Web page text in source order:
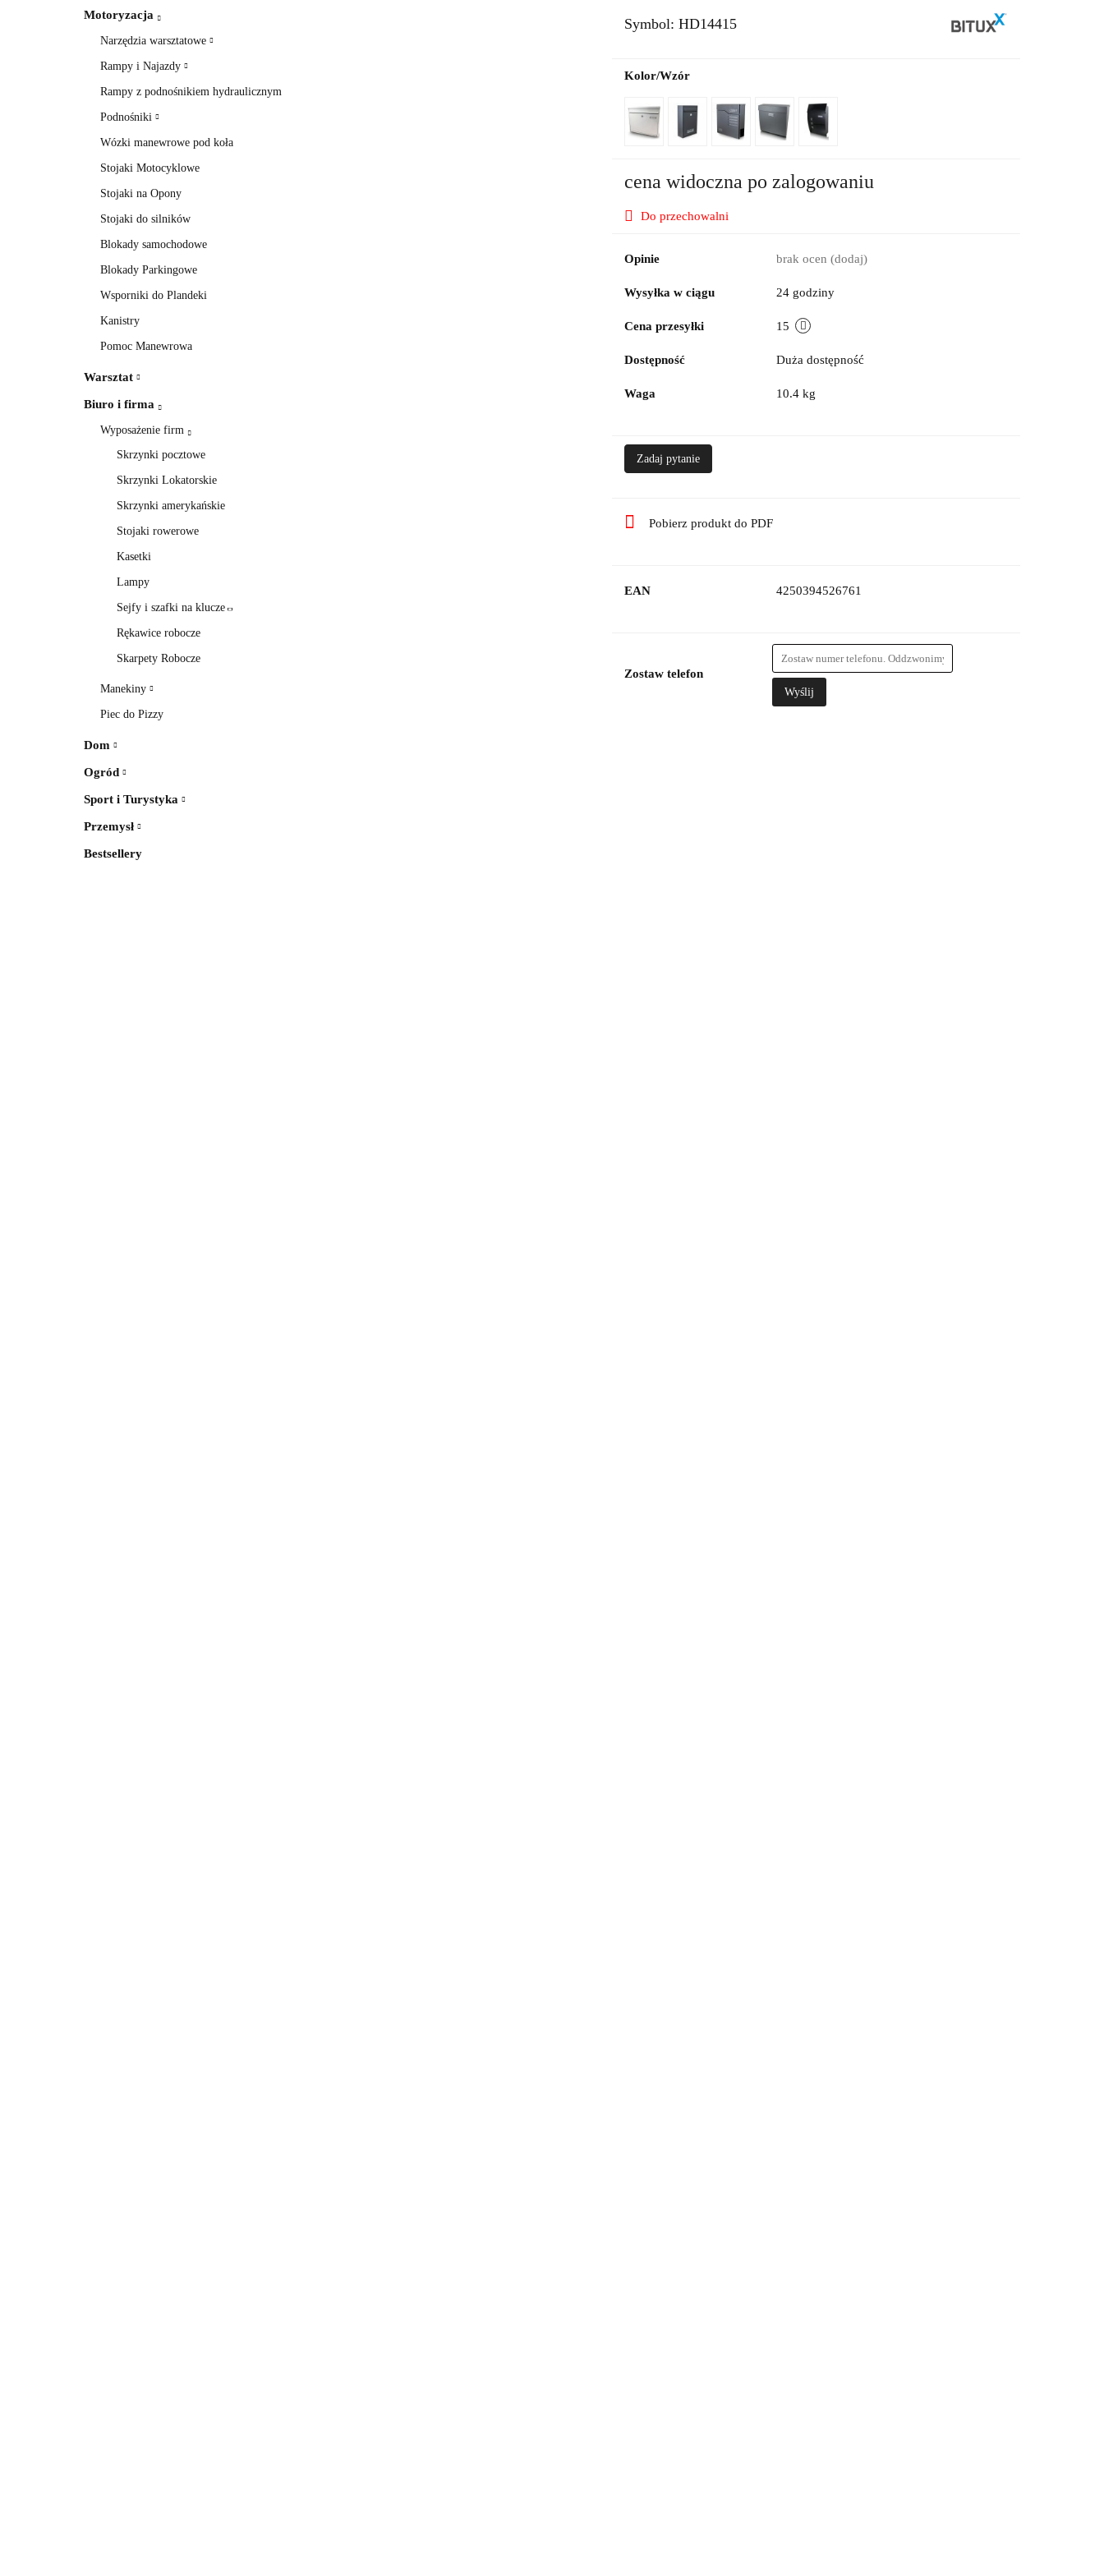
Motoryzacja
Narzędzia warsztatowe
Rampy i Najazdy
Rampy z podnośnikiem hydraulicznym
Podnośniki
Wózki manewrowe pod koła
Stojaki Motocyklowe
Stojaki na Opony
Stojaki do silników
Blokady samochodowe
Blokady Parkingowe
Wsporniki do Plandeki
Kanistry
Pomoc Manewrowa
Warsztat
Biuro i firma
Wyposażenie firm
Skrzynki pocztowe
Skrzynki Lokatorskie
Skrzynki amerykańskie
Stojaki rowerowe
Kasetki
Lampy
Sejfy i szafki na klucze
Rękawice robocze
Skarpety Robocze
Manekiny
Piec do Pizzy
Dom
Ogród
Sport i Turystyka
Przemysł
Bestsellery
Symbol:HD14415
Kolor/Wzór
cena widoczna po zalogowaniu
Do przechowalni
Opinie brak ocen(dodaj)
Wysyłka w ciągu 24 godziny
Cena przesyłki 15
Dostępność Duża dostępność
Waga 10.4 kg
Zadaj pytanie
Pobierz produkt do PDF
EAN 4250394526761
Zostaw telefon
Wyślij